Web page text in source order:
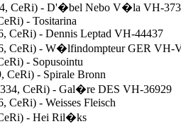
CeRi) - D'�bel Nebo V�la VH-
- Tositarina
CeRi) - Dennis Leptad VH-44437
CeRi) - W�lfindompteur GER VH-
- Sopusointu
CeRi) - Spirale Bronn
CeRi) - Gal�re DES VH-36929
CeRi) - Weisses Fleisch
- Hei Ril�ks